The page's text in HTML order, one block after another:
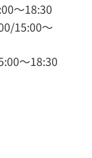
～18:30
/15:00～
～18:30